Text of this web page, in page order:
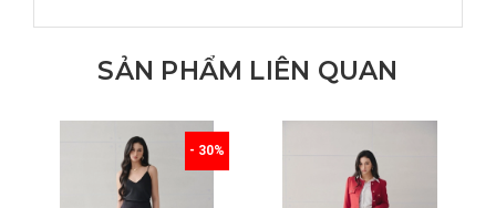
SẢN PHẨM LIÊN QUAN
- 30%